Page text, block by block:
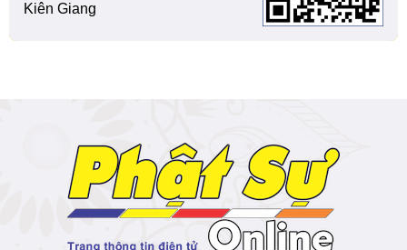
Kiên Giang